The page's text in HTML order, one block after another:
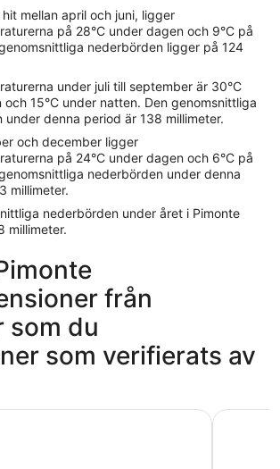
mellan april och juni, ligger
på 28°C under dagen och 9°C på
nederbörden ligger på 124
under juli till september är 30°C
och 15°C under natten. Den genomsnittliga
under denna period är 138 millimeter.
och december ligger
på 24°C under dagen och 6°C på
nederbörden under denna
millimeter.
nederbörden under året i Pimonte
millimeter.
från
som du
som verifierats av
Hotel Naples Hotel